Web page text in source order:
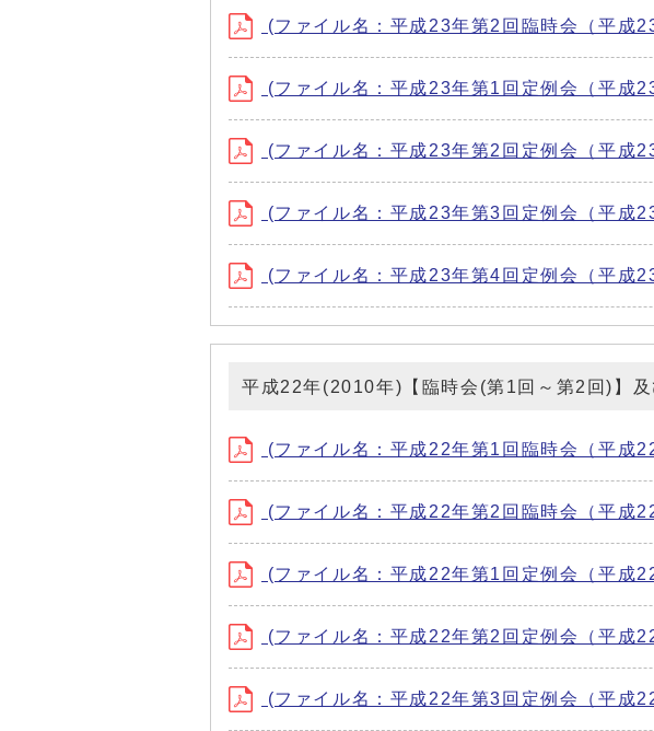
(ファイル名：平成23年第2回臨時会（平
(ファイル名：平成23年第1回定例会（平
(ファイル名：平成23年第2回定例会（平
(ファイル名：平成23年第3回定例会（平
(ファイル名：平成23年第4回定例会（平
平成22年(2010年)【臨時会(第1回～第2回)】及
(ファイル名：平成22年第1回臨時会（平成
(ファイル名：平成22年第2回臨時会（平
(ファイル名：平成22年第1回定例会（平
(ファイル名：平成22年第2回定例会（平
(ファイル名：平成22年第3回定例会（平